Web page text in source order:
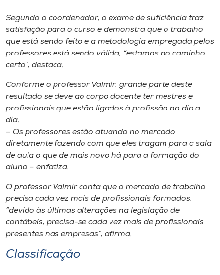
A+
A-
Segundo o coordenador, o exame de suficiência traz
satisfação para o curso e demonstra que o trabalho
que está sendo feito e a metodologia empregada pelos
professores está sendo válida, “estamos no caminho
certo”, destaca.
Conforme o professor Valmir, grande parte deste
resultado se deve ao corpo docente ter mestres e
profissionais que estão ligados à profissão no dia a
dia.
– Os professores estão atuando no mercado
diretamente fazendo com que eles tragam para a sala
de aula o que de mais novo há para a formação do
aluno – enfatiza.
O professor Valmir conta que o mercado de trabalho
precisa cada vez mais de profissionais formados,
“devido às últimas alterações na legislação de
contábeis, precisa-se cada vez mais de profissionais
presentes nas empresas”, afirma.
Classificação